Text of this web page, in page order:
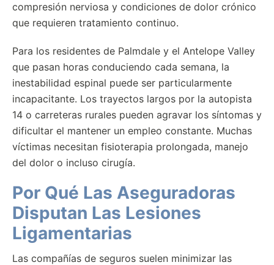
compresión nerviosa y condiciones de dolor crónico
que requieren tratamiento continuo.
Para los residentes de Palmdale y el Antelope Valley
que pasan horas conduciendo cada semana, la
inestabilidad espinal puede ser particularmente
incapacitante. Los trayectos largos por la autopista
14 o carreteras rurales pueden agravar los síntomas y
dificultar el mantener un empleo constante. Muchas
víctimas necesitan fisioterapia prolongada, manejo
del dolor o incluso cirugía.
Por Qué Las Aseguradoras
Disputan Las Lesiones
Ligamentarias
Las compañías de seguros suelen minimizar las